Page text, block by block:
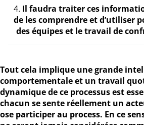
Il faudra traiter ces
de les comprendre et d’utiliser
des équipes et le travail de
Tout cela implique une grande
comportementale et un travail
dynamique de ce processus est
chacun se sente réellement un
ose participer au process. En ce